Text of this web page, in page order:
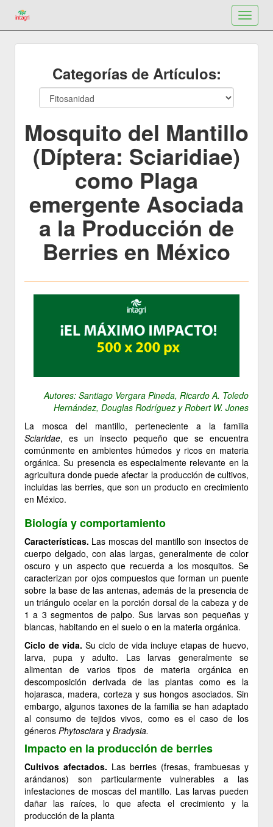
Toggle
Categorías de Artículos:
Mosquito del Mantillo
(Díptera: Sciaridiae)
como Plaga
emergente Asociada
a la Producción de
Berries en México
Autores: Santiago Vergara Pineda, Ricardo A. Toledo
Hernández, Douglas Rodríguez y Robert W. Jones
La mosca del mantillo, perteneciente a la familia
Sciaridae, es un insecto pequeño que se encuentra
comúnmente en ambientes húmedos y ricos en materia
orgánica. Su presencia es especialmente relevante en la
agricultura donde puede afectar la producción de cultivos,
incluidas las berries, que son un producto en crecimiento
en México.
Biología y comportamiento
Características. Las moscas del mantillo son insectos de
cuerpo delgado, con alas largas, generalmente de color
oscuro y un aspecto que recuerda a los mosquitos. Se
caracterizan por ojos compuestos que forman un puente
sobre la base de las antenas, además de la presencia de
un triángulo ocelar en la porción dorsal de la cabeza y de
1 a 3 segmentos de palpo. Sus larvas son pequeñas y
blancas, habitando en el suelo o en la materia orgánica.
Ciclo de vida. Su ciclo de vida incluye etapas de huevo,
larva, pupa y adulto. Las larvas generalmente se
alimentan de varios tipos de materia orgánica en
descomposición derivada de las plantas como es la
hojarasca, madera, corteza y sus hongos asociados. Sin
embargo, algunos taxones de la familia se han adaptado
al consumo de tejidos vivos, como es el caso de los
géneros Phytosciara y Bradysia.
Impacto en la producción de berries
Cultivos afectados. Las berries (fresas, frambuesas y
arándanos) son particularmente vulnerables a las
infestaciones de moscas del mantillo. Las larvas pueden
dañar las raíces, lo que afecta el crecimiento y la
producción de la planta